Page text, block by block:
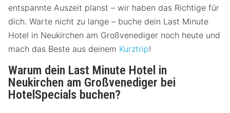
entspannte Auszeit planst – wir haben das Richtige für
dich. Warte nicht zu lange – buche dein Last Minute
Hotel in Neukirchen am Großvenediger noch heute und
mach das Beste aus deinem Kurztrip!
Warum dein Last Minute Hotel in
Neukirchen am Großvenediger bei
HotelSpecials buchen?